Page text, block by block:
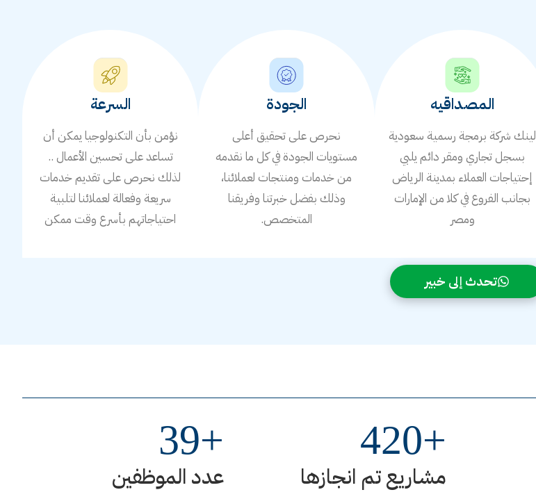
المصداقيه
لينك شركة برمجة رسمية سعودية
بسجل تجاري ومقر دائم يلبي
إحتياجات العملاء بمدينة الرياض
بجانب الفروع في كلا من الإمارات
ومصر
الجودة
نحرص على تحقيق أعلى
مستويات الجودة في كل ما نقدمه
من خدمات ومنتجات لعملائنا،
وذلك بفضل خبرتنا وفريقنا
المتخصص.
السرعة
نؤمن بأن التكنولوجيا يمكن أن
تساعد على تحسين الأعمال ..
لذلك نحرص على تقديم خدمات
سريعة وفعالة لعملائنا لتلبية
احتياجاتهم بأسرع وقت ممكن
تحدث إلى خبير
مشاريع تم انجازها
+
420
عدد الموظفين
+
39